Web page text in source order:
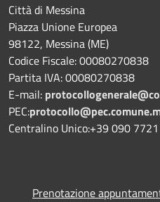
Città di Messina
Piazza Unione Europea
98122, Messina (ME)
Codice Fiscale: 00080270838
Partita IVA: 00080270838
E-mail:
PEC:
Centralino Unico:+39 090 7721
Prenotazione